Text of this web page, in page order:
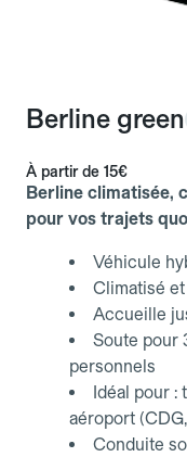
Berline green
À partir de 15€
Berline climatisée,
pour vos trajets
Véhicule
Climatisé
Accueille
Soute pour
personnels
Idéal pour
aéroport
Conduite